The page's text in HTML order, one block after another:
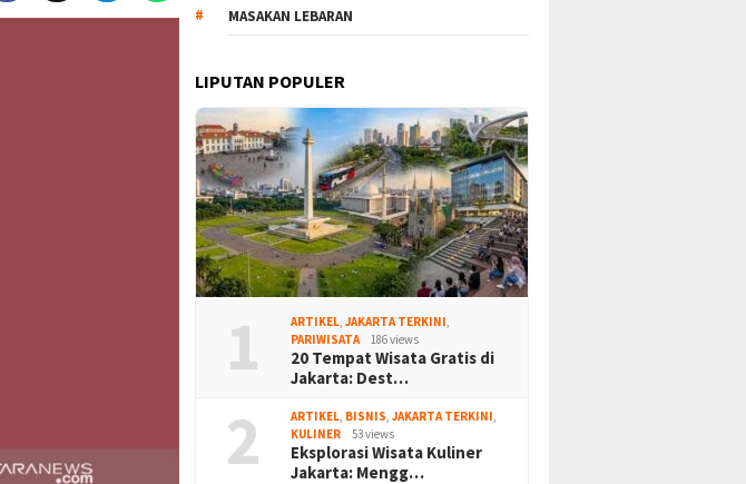
MASAKAN LEBARAN
LIPUTAN POPULER
1 ARTIKEL ,JAKARTA TERKINI
PARIWISATA
186 views
20 Tempat Wisata Gratis di
Jakarta: Dest…
2 ARTIKEL BISNIS ,JAKARTA TERKINI
KULINER
53 views
Eksplorasi Wisata Kuliner
Jakarta: Mengg…